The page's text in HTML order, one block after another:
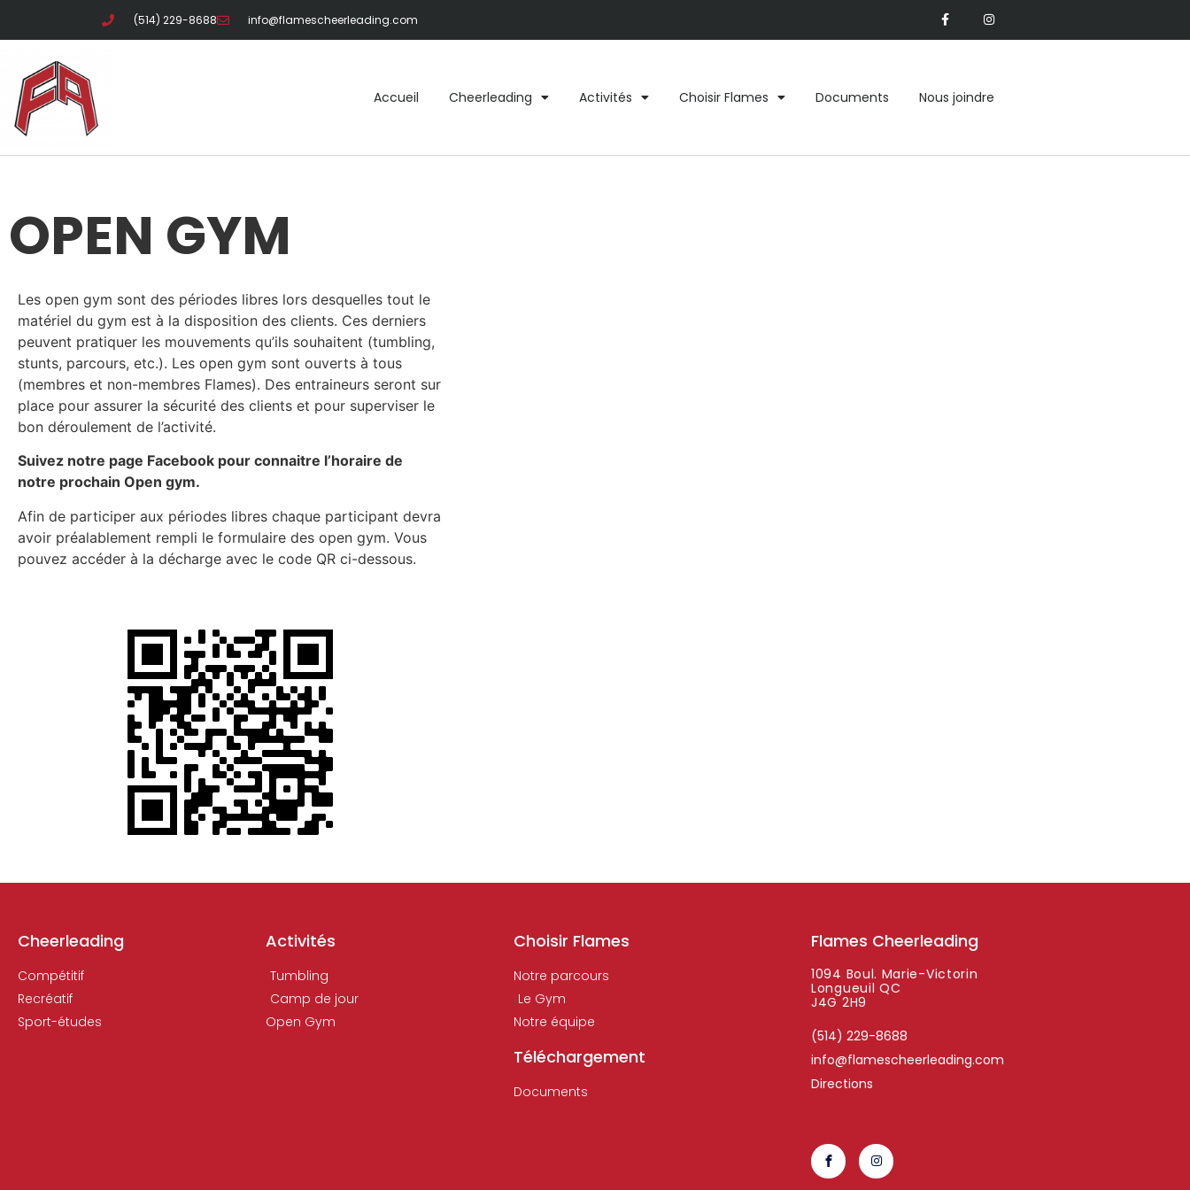
(514) 229-8688 info@flamescheerleading.com
Accueil Cheerleading Activités Choisir Flames Documents Nous joindre
OPEN GYM
Les open gym sont des périodes libres lors desquelles tout le
matériel du gym est à la disposition des clients. Ces derniers
peuvent pratiquer les mouvements qu’ils souhaitent (tumbling,
stunts, parcours, etc.). Les open gym sont ouverts à tous
(membres et non-membres Flames). Des entraineurs seront sur
place pour assurer la sécurité des clients et pour superviser le
bon déroulement de l’activité.
Suivez notre page Facebook pour connaitre l’horaire de
notre prochain Open gym.
Afin de participer aux périodes libres chaque participant devra
avoir préalablement rempli le formulaire des open gym. Vous
pouvez accéder à la décharge avec le code QR ci-dessous.
Cheerleading
Compétitif
Recréatif
Sport-études
Activités
Tumbling
Camp de jour
Open Gym
Choisir Flames
Notre parcours
Le Gym
Notre équipe
Téléchargement
Documents
Flames Cheerleading
1094 Boul. Marie-Victorin
Longueuil QC
J4G 2H9
(514) 229-8688
info@flamescheerleading.com
Directions